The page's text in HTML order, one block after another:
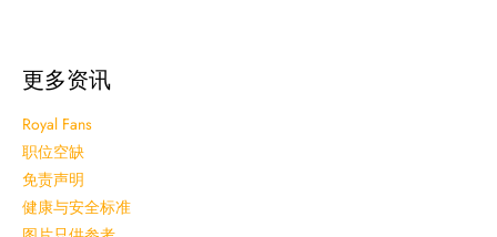
更多资讯
Royal Fans
职位空缺
免责声明
健康与安全标准